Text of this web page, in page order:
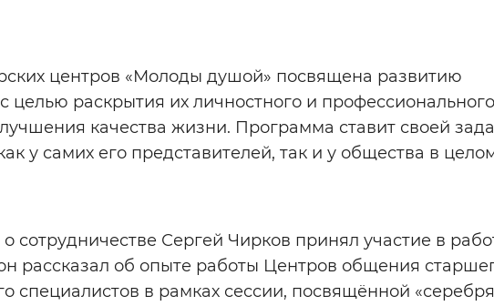
центров «Молоды душой» посвящена развитию
целью раскрытия их личностного и профессионального
качества жизни. Программа ставит своей
у самих его представителей, так и у общества в
сотрудничестве Сергей Чирков принял участие в
рассказал об опыте работы Центров общения
специалистов в рамках сессии, посвящённой